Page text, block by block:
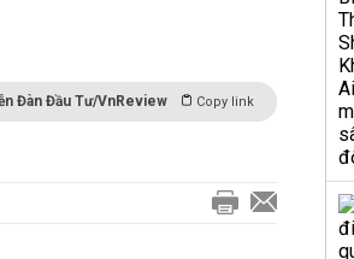
Đàn Đầu Tư/VnReview Copy link